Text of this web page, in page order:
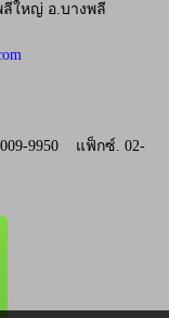
ลีใหญ่ อ.บางพลี
9950 แฟ็กซ์. 02-